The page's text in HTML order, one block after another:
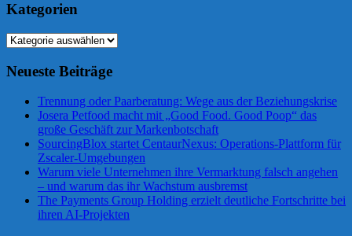
Kategorien
Kategorien
Neueste Beiträge
Trennung oder Paarberatung: Wege aus der Beziehungskrise
Josera Petfood macht mit „Good Food. Good Poop“ das
große Geschäft zur Markenbotschaft
SourcingBlox startet CentaurNexus: Operations-Plattform für
Zscaler-Umgebungen
Warum viele Unternehmen ihre Vermarktung falsch angehen
– und warum das ihr Wachstum ausbremst
The Payments Group Holding erzielt deutliche Fortschritte bei
ihren AI-Projekten